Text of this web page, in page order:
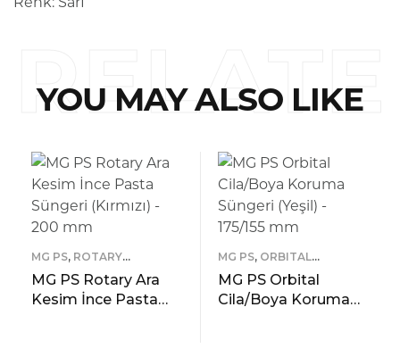
YOU MAY ALSO LIKE
RELATE
D
MG PS, ROTARY
MG PS Rotary Ara
Kesim İnce Pasta
MG PS, ORBITAL
MG PS Orbital
Cila/Boya Koruma